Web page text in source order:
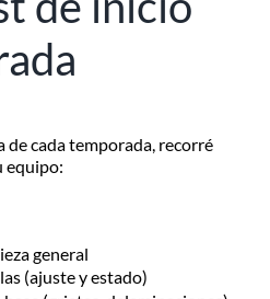
de cada temporada, recorré
equipo:
general
(ajuste y estado)